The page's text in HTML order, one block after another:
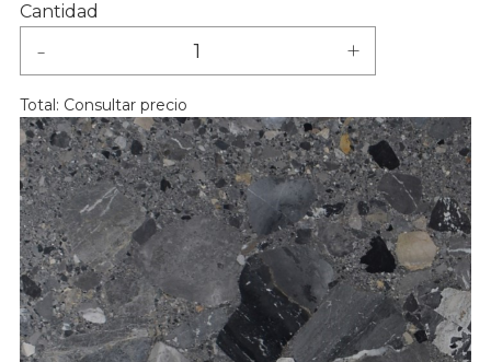
Cantidad
- +
Total: Consultar precio